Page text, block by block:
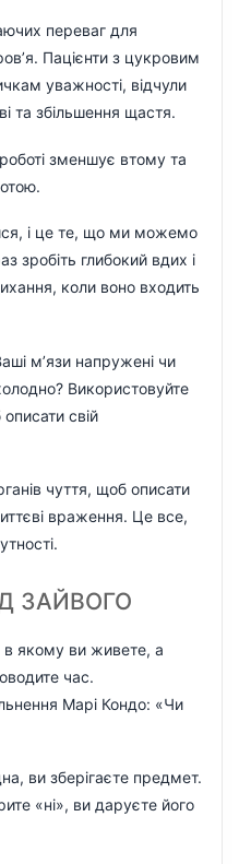
переваг для
Пацієнти з цукровим
уважності, відчули
та збільшення щастя.
зменшує втому та
і це те, що ми можемо
зробіть глибокий вдих і
коли воно входить
м’язи напружені чи
Використовуйте
свій
чуття, щоб описати
враження. Це все,
ЗАЙВОГО
якому ви живете, а
час.
Марі Кондо: «Чи
ви зберігаєте предмет.
«ні», ви даруєте його